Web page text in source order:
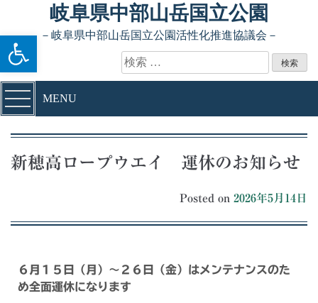
ツールバーを開く
岐阜県中部山岳国立公園
－岐阜県中部山岳国立公園活性化推進協議会－
MENU
新穂高ロープウエイ 運休のお知らせ
Posted on 2026年5月14日
６月１５日（月）～２６日（金）はメンテナンスのた
め全面運休になります